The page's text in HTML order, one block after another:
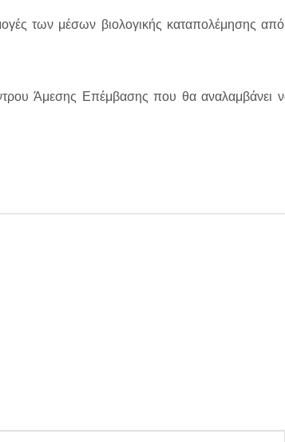
των μέσων βιολογικής καταπολέμησης
Άμεσης Επέμβασης που θα αναλαμβάνει να